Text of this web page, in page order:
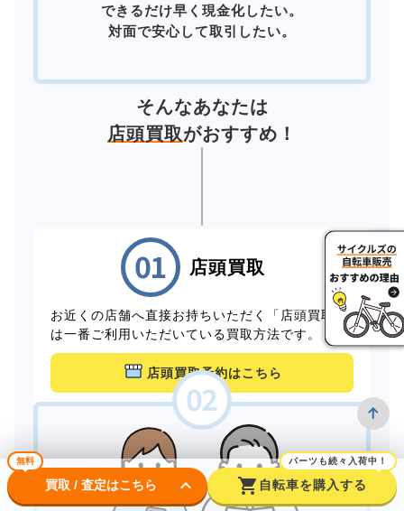
できるだけ早く現金化したい。
対面で安心して取引したい。
そんなあなたは
店頭買取がおすすめ！
店頭買取
お近くの店舗へ直接お持ちいただく「店頭買取」
は一番ご利用いただいている買取方法です。
店頭買取予約はこちら
無料
買取 / 査定はこちら keyboard_arrow_down shopping_cart
パーツも続々入荷中！
自転車を購入する